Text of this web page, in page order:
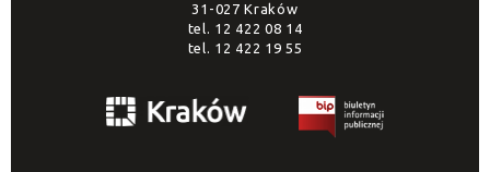
31-027 Kraków
tel. 12 422 08 14
tel. 12 422 19 55